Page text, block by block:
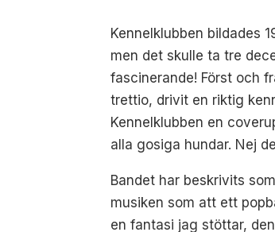
Kennelklubben bildades
men det skulle ta tre
fascinerande! Först och
trettio, drivit en riktig
Kennelklubben en
alla gosiga hundar. Nej
Bandet har beskrivits
musiken som att ett
en fantasi jag stöttar,